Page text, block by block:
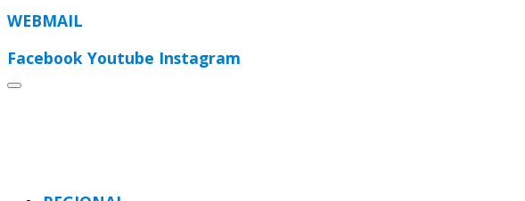
WEBMAIL
Facebook Youtube Instagram